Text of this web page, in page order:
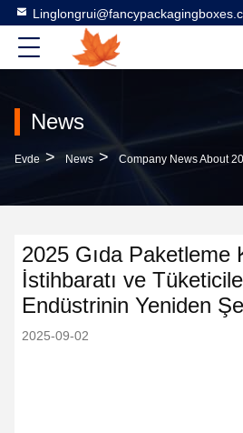
News
Evde > News > Company News About 2025 Gıda Paketleme Kutuları: Çevre İstihbaratı Ve
2025 Gıda Paketleme
İstihbaratı ve
Endüstrinin Yeniden
2025-09-02